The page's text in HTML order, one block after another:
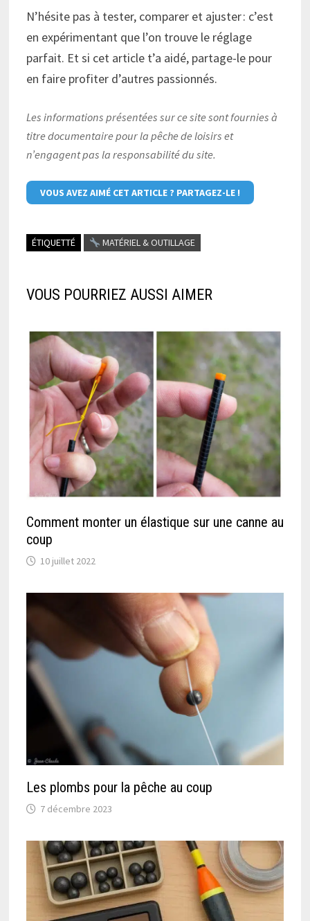
N’hésite pas à tester, comparer et ajuster : c’est
en expérimentant que l’on trouve le réglage
parfait. Et si cet article t’a aidé, partage-le pour
en faire profiter d’autres passionnés.
Les informations présentées sur ce site sont fournies à
titre documentaire pour la pêche de loisirs et
n’engagent pas la responsabilité du site.
VOUS AVEZ AIMÉ CET ARTICLE ? PARTAGEZ-LE !
ÉTIQUETTÉ MATÉRIEL & OUTILLAGE
VOUS POURRIEZ AUSSI AIMER
Comment monter un élastique sur une canne au
coup
10 juillet 2022
Les plombs pour la pêche au coup
7 décembre 2023